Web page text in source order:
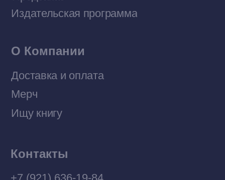
Разработка MÓNT-DESIGN